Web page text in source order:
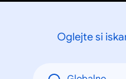
Oglejte si